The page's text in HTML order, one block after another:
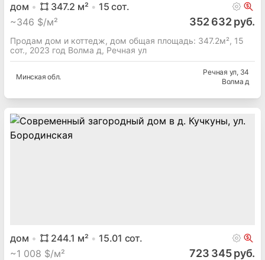
дом 347.2 м² 15 сот.
~346 $/м² 352 632 руб.
Продам дом и коттедж, дом общая площадь: 347.2м², 15
сот., 2023 год Волма д, Речная ул
Минская обл.
Речная ул, 34
Волма д
дом 244.1 м² 15.01 сот.
~1 008 $/м² 723 345 руб.